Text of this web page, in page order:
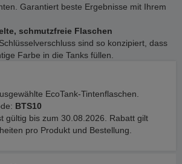
Garantiert beste Ergebnisse mit Ihrem
schmutzfreie Flaschen
sind so konzipiert, dass
Farbe in die Tanks füllen.
EcoTank-Tintenflaschen.
BTS10
gültig bis zum 30.08.2026. Rabatt gilt
pro Produkt und Bestellung.